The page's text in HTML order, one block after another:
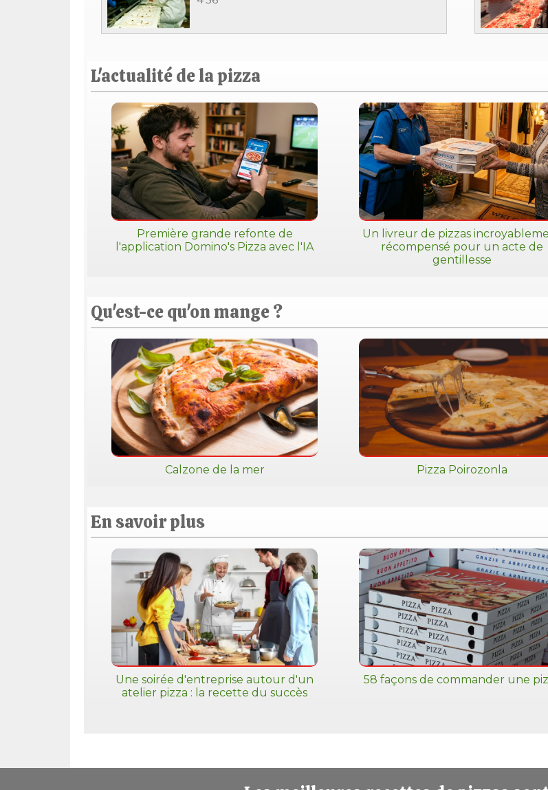
L'actualité de la pizza
Première grande refonte de
l'application Domino's Pizza avec l'IA
Un livreur de pizzas
récompensé pour un acte de
gentillesse
Qu'est-ce qu'on mange ?
Calzone de la mer Pizza Poirozonla
En savoir plus
Une soirée d'entreprise autour d'un
atelier pizza : la recette du succès
58 façons de commander une